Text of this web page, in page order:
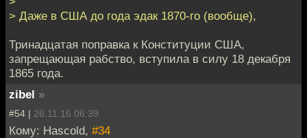
> Даже в США до года эдак 1870-го (вообще),
Тринадцатая поправка к Конституции США,
запрещающая рабство, вступила в силу 18 декабря
1865 года.
zibel »
#54 | 26.11.16 06:39
Кому: Hascold, #34